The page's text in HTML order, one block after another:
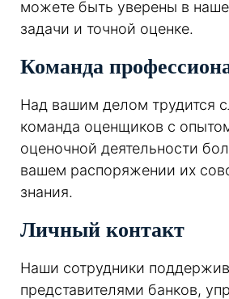
можете быть уверены в
задачи и точной оценке.
Команда
Над вашим делом трудится
команда оценщиков с
оценочной деятельности
вашем распоряжении их
знания.
Личный контакт
Наши сотрудники
представителями банков,